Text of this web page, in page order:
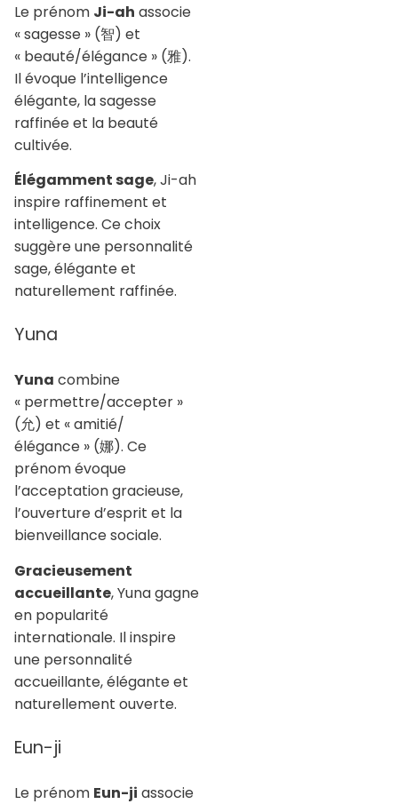
Le prénom Ji-ah associe
« sagesse » (智) et
« beauté/élégance » (雅).
Il évoque l’intelligence
élégante, la sagesse
raffinée et la beauté
cultivée.
Élégamment sage, Ji-ah
inspire raffinement et
intelligence. Ce choix
suggère une personnalité
sage, élégante et
naturellement raffinée.
Yuna
Yuna combine
« permettre/accepter »
(允) et « amitié/
élégance » (娜). Ce
prénom évoque
l’acceptation gracieuse,
l’ouverture d’esprit et la
bienveillance sociale.
Gracieusement
accueillante, Yuna gagne
en popularité
internationale. Il inspire
une personnalité
accueillante, élégante et
naturellement ouverte.
Eun-ji
Le prénom Eun-ji associe